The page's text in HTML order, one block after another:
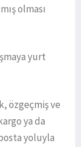
olması
yurt
özgeçmiş ve
ya da
yoluyla